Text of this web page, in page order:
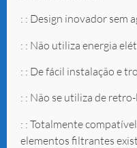
: : Design inovador sem
: : Não utiliza energia
: : De fácil instalação e
: : Não se utiliza de
: : Totalmente
elementos filtrantes